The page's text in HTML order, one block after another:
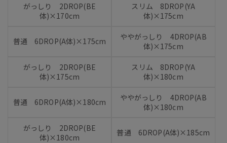
がっしり 2DROP(BE
体)×170cm
スリム 8DROP(YA
体)×175cm
普通 6DROP(A体)×175cm
ややがっしり 4DROP(AB
体)×175cm
がっしり 2DROP(BE
体)×175cm
スリム 8DROP(YA
体)×180cm
普通 6DROP(A体)×180cm
ややがっしり 4DROP(AB
体)×180cm
がっしり 2DROP(BE
体)×180cm
普通 6DROP(A体)×185cm